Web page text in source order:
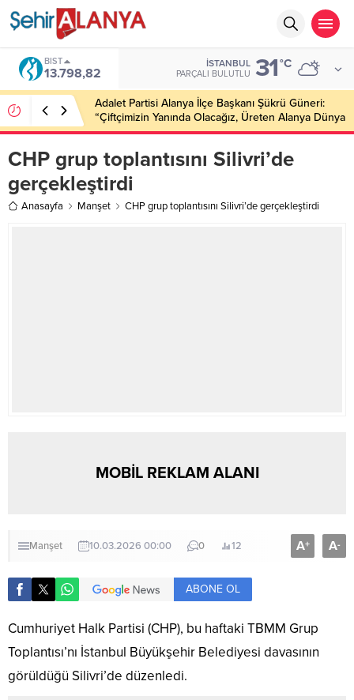
BIST
13.798,82
İSTANBUL
PARÇALI BULUTLU 31°C
Adalet Partisi Alanya İlçe Başkanı Şükrü Güneri:
“Çiftçimizin Yanında Olacağız, Üreten Alanya Dünya
Markası Olacak”
CHP grup toplantısını Silivri’de
gerçekleştirdi
Anasayfa Manşet CHP grup toplantısını Silivri’de gerçekleştirdi
MOBİL REKLAM ALANI
Manşet 10.03.2026 00:00 0 12 A+ A-
ABONE OL
Cumhuriyet Halk Partisi (CHP), bu haftaki TBMM Grup
Toplantısı’nı İstanbul Büyükşehir Belediyesi davasının
görüldüğü Silivri’de düzenledi.